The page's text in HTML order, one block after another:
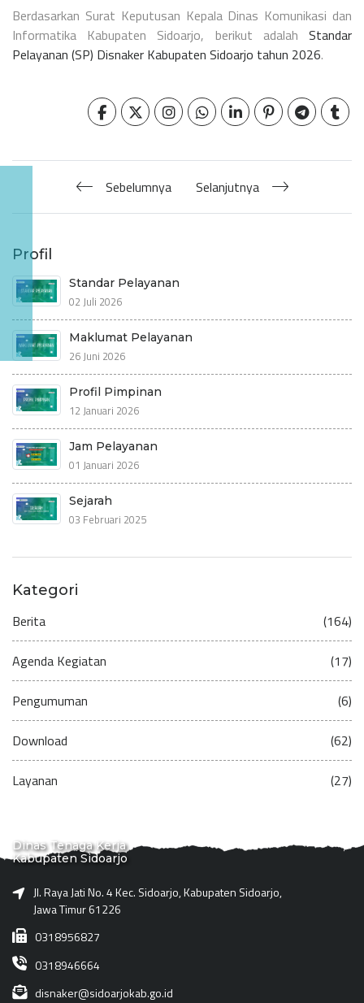
Berdasarkan Surat Keputusan Kepala Dinas Komunikasi dan
Informatika Kabupaten Sidoarjo, berikut adalah Standar
Pelayanan (SP) Disnaker Kabupaten Sidoarjo tahun 2026.
Sebelumnya Selanjutnya
Profil
Standar Pelayanan
02 Juli 2026
Maklumat Pelayanan
26 Juni 2026
Profil Pimpinan
12 Januari 2026
Jam Pelayanan
01 Januari 2026
Sejarah
03 Februari 2025
Kategori
Berita (164)
Agenda Kegiatan (17)
Pengumuman (6)
Download (62)
Layanan (27)
Dinas Tenaga Kerja
Kabupaten Sidoarjo
Jl. Raya Jati No. 4 Kec. Sidoarjo, Kabupaten Sidoarjo,
Jawa Timur 61226
0318956827
0318946664
disnaker@sidoarjokab.go.id